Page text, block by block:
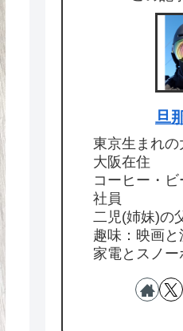
旦
東京生まれの
大阪在住
コーヒー・
社員
二児(姉妹)の
趣味：映画
家電とスノー